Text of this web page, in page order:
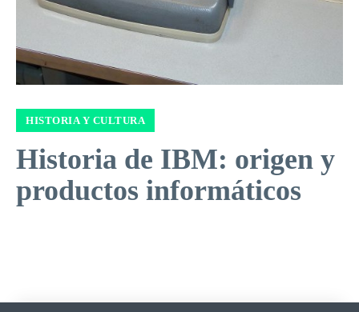
HISTORIA Y CULTURA
Historia de IBM: origen y
productos informáticos